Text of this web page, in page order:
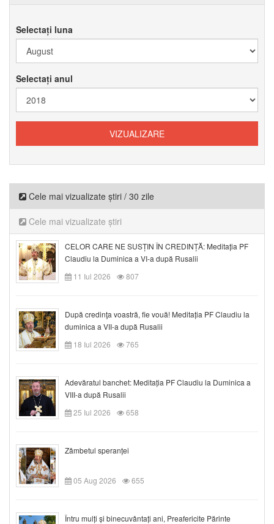
Selectați luna
Selectați anul
Cele mai vizualizate știri / 30 zile
Cele mai vizualizate știri
CELOR CARE NE SUSȚIN ÎN CREDINȚĂ: Meditația PF
Claudiu la Duminica a VI-a după Rusalii
11 Iul 2026
807
După credinţa voastră, fie vouă! Meditația PF Claudiu la
duminica a VII-a după Rusalii
18 Iul 2026
765
Adevăratul banchet: Meditația PF Claudiu la Duminica a
VIII-a după Rusalii
25 Iul 2026
658
Zâmbetul speranței
05 Aug 2026 655
Întru mulți și binecuvântați ani, Preafericite Părinte